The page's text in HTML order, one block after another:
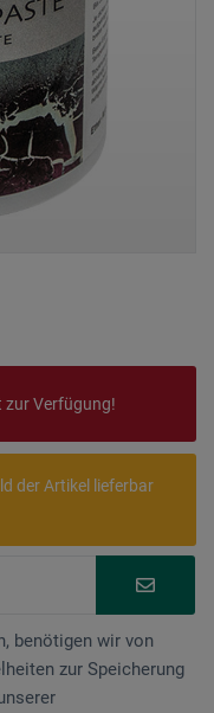
zur Verfügung!
der Artikel lieferbar
benötigen wir von
zur Speicherung